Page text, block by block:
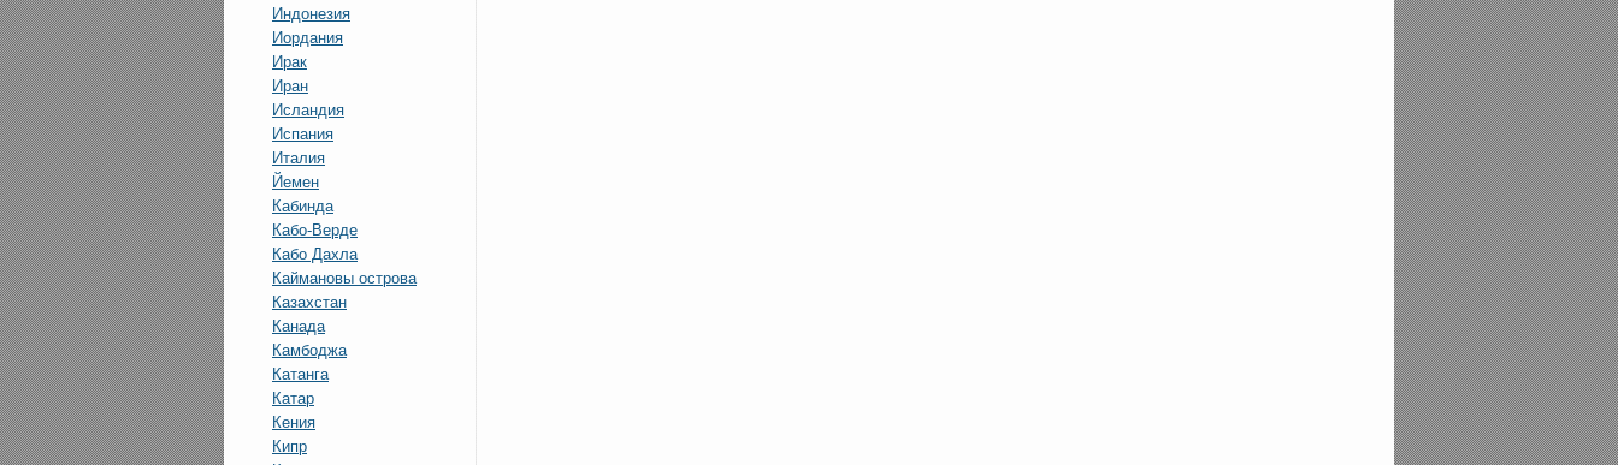
Индонезия
Иордания
Ирак
Иран
Исландия
Испания
Италия
Йемен
Кабинда
Кабо-Верде
Кабо Дахла
Каймановы острова
Казахстан
Канада
Камбоджа
Катанга
Катар
Кения
Кипр